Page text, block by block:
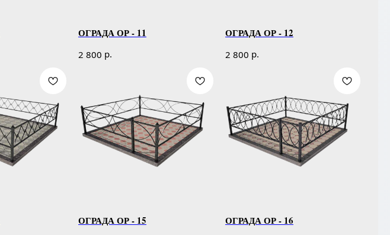
ОГРАДА ОР - 11
2 800 р.
ОГРАДА ОР - 12
2 800 р.
ОГРАДА ОР - 15 ОГРАДА ОР - 16